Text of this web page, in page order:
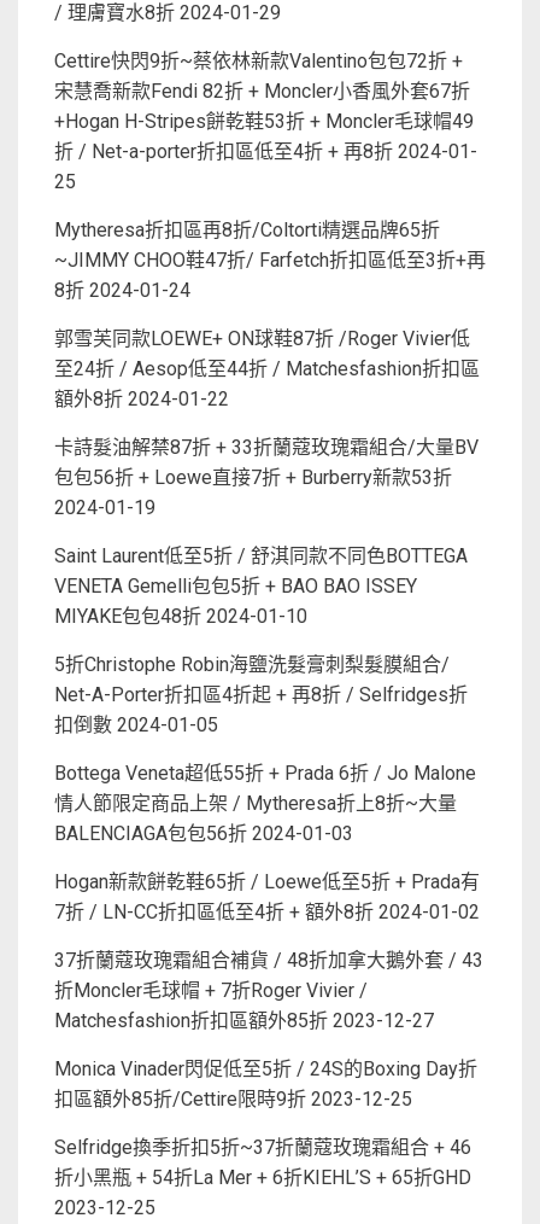
/ 理膚寶水8折 2024-01-29
Cettire快閃9折~蔡依林新款Valentino包包72折 +
宋慧喬新款Fendi 82折 + Moncler小香風外套67折
+Hogan H-Stripes餅乾鞋53折 + Moncler毛球帽49
折 / Net-a-porter折扣區低至4折 + 再8折 2024-01-
25
Mytheresa折扣區再8折/Coltorti精選品牌65折
~JIMMY CHOO鞋47折/ Farfetch折扣區低至3折+再
8折 2024-01-24
郭雪芙同款LOEWE+ ON球鞋87折 /Roger Vivier低
至24折 / Aesop低至44折 / Matchesfashion折扣區
額外8折 2024-01-22
卡詩髮油解禁87折 + 33折蘭蔻玫瑰霜組合/大量BV
包包56折 + Loewe直接7折 + Burberry新款53折
2024-01-19
Saint Laurent低至5折 / 舒淇同款不同色BOTTEGA
VENETA Gemelli包包5折 + BAO BAO ISSEY
MIYAKE包包48折 2024-01-10
5折Christophe Robin海鹽洗髮膏刺梨髮膜組合/
Net-A-Porter折扣區4折起 + 再8折 / Selfridges折
扣倒數 2024-01-05
Bottega Veneta超低55折 + Prada 6折 / Jo Malone
情人節限定商品上架 / Mytheresa折上8折~大量
BALENCIAGA包包56折 2024-01-03
Hogan新款餅乾鞋65折 / Loewe低至5折 + Prada有
7折 / LN-CC折扣區低至4折 + 額外8折 2024-01-02
37折蘭蔻玫瑰霜組合補貨 / 48折加拿大鵝外套 / 43
折Moncler毛球帽 + 7折Roger Vivier /
Matchesfashion折扣區額外85折 2023-12-27
Monica Vinader閃促低至5折 / 24S的Boxing Day折
扣區額外85折/Cettire限時9折 2023-12-25
Selfridge換季折扣5折~37折蘭蔻玫瑰霜組合 + 46
折小黑瓶 + 54折La Mer + 6折KIEHL’S + 65折GHD
2023-12-25